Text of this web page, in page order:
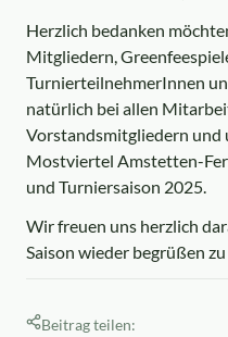
Herzlich bedanken
Mitgliedern,
TurnierteilnehmerInnen
natürlich bei allen
Vorstandsmitgliedern und
Mostviertel Amstetten-
und Turniersaison 2025.
Wir freuen uns herzlich
Saison wieder begrüßen
Beitrag teilen: